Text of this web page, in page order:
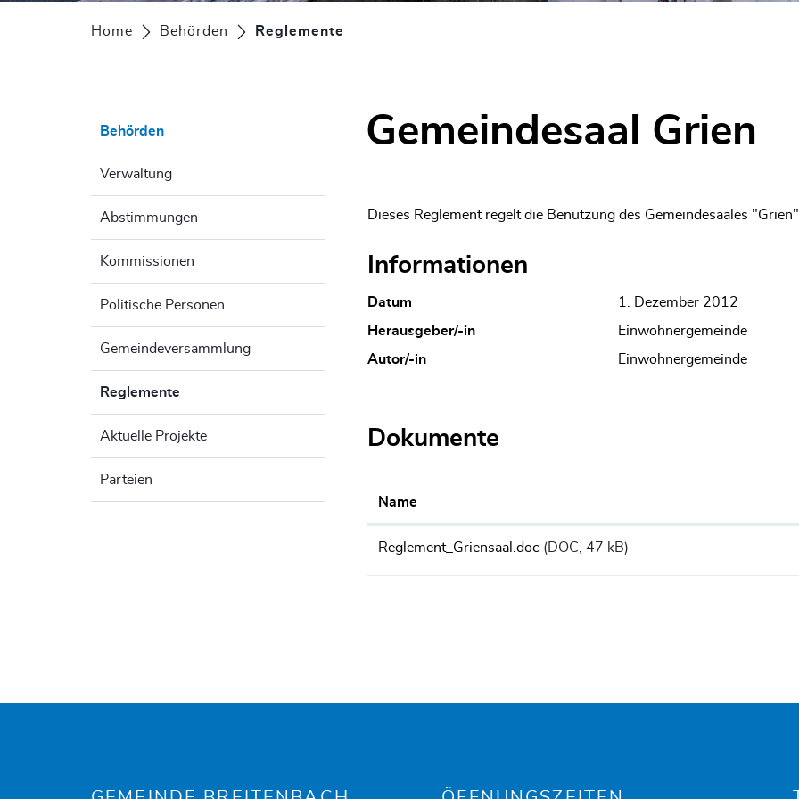
Home Behörden Reglemente
Behörden
Verwaltung
Abstimmungen
Kommissionen
Politische Personen
Gemeindeversammlung
Reglemente
Aktuelle Projekte
Parteien
Gemeindesaal Grien
Dieses Reglement regelt die Benützung des Gemeindesaales
Informationen
Datum
1. Dezember 2012
Herausgeber/-in
Einwohnergemeinde
Autor/-in
Einwohnergemeinde
Dokumente
Name
Reglement_Griensaal.doc (DOC, 47 kB)
Fusszeile